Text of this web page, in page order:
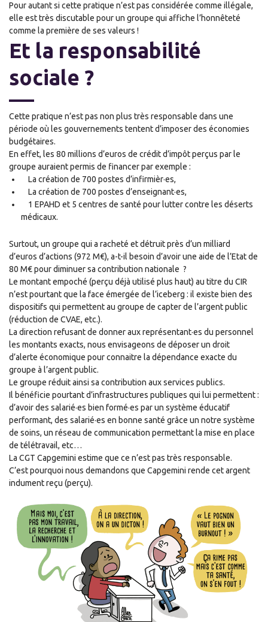
Pour autant si cette pratique n’est pas considérée comme illégale,
elle est très discutable pour un groupe qui affiche l’honnêteté
comme la première de ses valeurs !
Et la responsabilité
sociale ?
Cette pratique n’est pas non plus très responsable dans une
période où les gouvernements tentent d’imposer des économies
budgétaires.
En effet, les 80 millions d’euros de crédit d’impôt perçus par le
groupe auraient permis de financer par exemple :
La création de 700 postes d’infirmièr·es,
La création de 700 postes d’enseignant·es,
1 EPAHD et 5 centres de santé pour lutter contre les déserts
médicaux.
Surtout, un groupe qui a racheté et détruit près d’un milliard
d’euros d’actions (972 M€), a-t-il besoin d’avoir une aide de l’Etat de
80 M€ pour diminuer sa contribution nationale ?
Le montantempoché (perçu déjà utilisé plus haut) au titre du CIR
n’est pourtant que la face émergée de l’iceberg : il existe bien des
dispositifs qui permettent au groupe de capter de l’argent public
(réduction de CVAE, etc.).
La direction refusant de donner aux représentant·es du personnel
les montants exacts, nous envisageons de déposer un droit
d’alerte économique pour connaitre la dépendance exacte du
groupe à l’argent public.
Le groupe réduit ainsi sa contribution aux services publics.
Il bénéficie pourtant d’infrastructures publiques qui lui permettent :
d’avoir des salarié·es bien formé·es par un système éducatif
performant, des salarié·es en bonne santé grâce un notre système
de soins, un réseau de communication permettant la mise en place
de télétravail, etc…
La CGT Capgemini estime que ce n’est pas très responsable.
C’est pourquoi nous demandons que Capgemini rende cet argent
indumentreçu (perçu).